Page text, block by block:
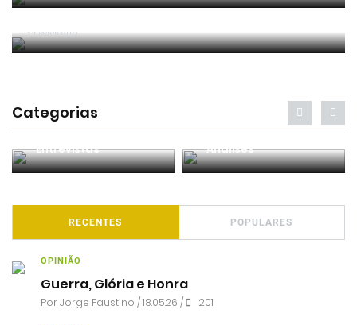
Burnley punido pela regra dos 8 segundos (c/
Por RefereeTip
Categorias
Entrevistas Análises
RECENTES POPULARES
OPINIÃO
Guerra, Glória e Honra
PorJorge Faustino / 18.05.26 / 201